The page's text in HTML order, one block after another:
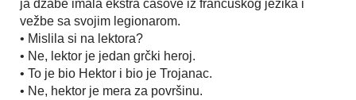
ja džabe imala ekstra časove iz francuskog jezika i
vežbe sa svojim legionarom.
• Mislila si na lektora?
• Ne, lektor je jedan grčki heroj.
• To je bio Hektor i bio je Trojanac.
• Ne, hektor je mera za površinu.